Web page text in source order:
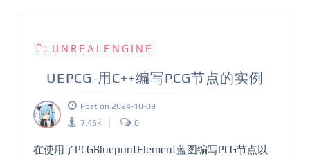
UNREALENGINE
UEPCG-用C++编写PCG节点的实例
Post on 2024-10-09
7.45k
0
在使用了PCGBlueprintElement蓝图编写PCG节点以